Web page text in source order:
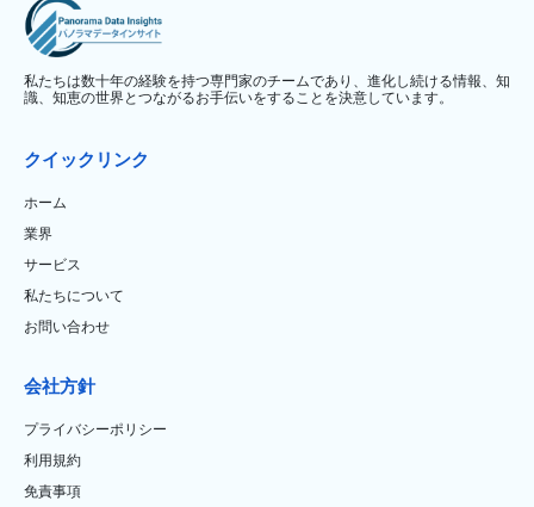
私たちは数十年の経験を持つ専門家のチームであり、進化し続ける情報、知
識、知恵の世界とつながるお手伝いをすることを決意しています。
クイックリンク
ホーム
業界
サービス
私たちについて
お問い合わせ
会社方針
プライバシーポリシー
利用規約
免責事項